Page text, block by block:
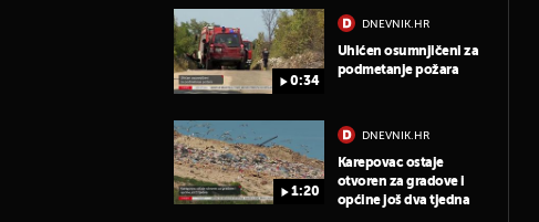
0:34
DNEVNIK.HR
Uhićen osumnjičeni za
podmetanje požara
1:20
DNEVNIK.HR
Karepovac ostaje
otvoren za gradove i
općine još dva tjedna